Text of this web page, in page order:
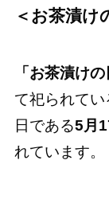
＜お茶漬け
「お茶漬けの
て祀られてい
日である5月
れています。